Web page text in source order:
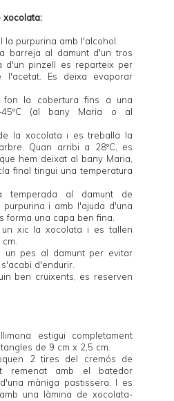
xocolata:
la purpurina amb l'alcohol.
barreja al damunt d'un tros
d'un pinzell es reparteix per
l'acetat. Es deixa evaporar
la cobertura fins a una
45ºC (al bany Maria o al
la xocolata i es treballa la
Quan arribi a 28ºC, es
hem deixat al bany Maria,
final tingui una temperatura
temperada al damunt de
i amb l'ajuda d'una
forma una capa ben fina.
un xic la xocolata i es tallen
un pes al damunt per evitar
d'endurir.
ben cruixents, es reserven
estigui completament
de 9 cm x 2,5 cm.
2 tires del cremós de
remenat amb el batedor
màniga pastissera. I es
una làmina de xocolata-